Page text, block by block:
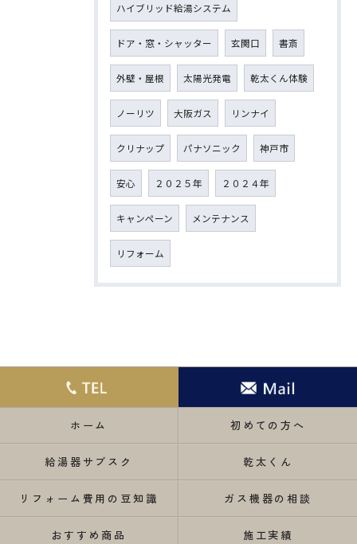
ハイブリッド給湯システム
ドア・窓・シャッター 玄関口 書斎
外壁・屋根 太陽光発電 乾太くん体験
ノーリツ 大阪ガス リンナイ
クリナップ パナソニック 神戸市
安心 ２０２５年 ２０２４年
キャンペーン メンテナンス
リフォーム
ホーム 初めての方へ
給湯器サブスク 乾太くん
リフォーム費用の豆知識 ガス機器の相談
おすすめ商品 施工実績